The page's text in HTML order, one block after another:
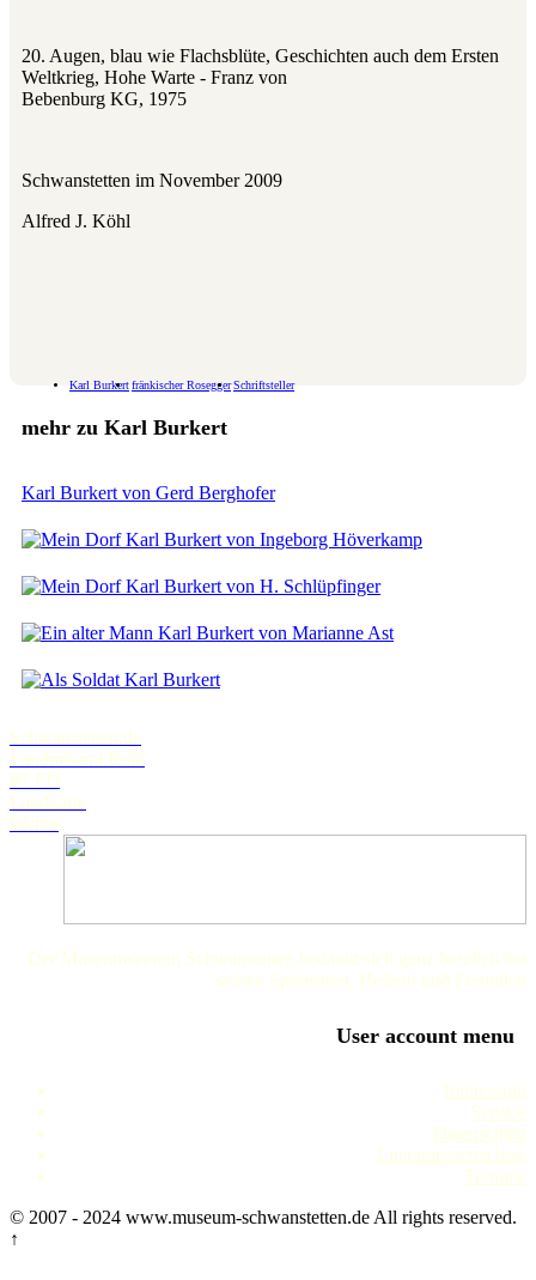
20. Augen, blau wie Flachsblüte, Geschichten auch dem Ersten
Weltkrieg, Hohe Warte ‑ Franz von
Bebenburg KG, 1975
Schwanstetten im November 2009
Alfred J. Köhl
Karl Burkertfränkischer RoseggerSchriftsteller
mehr zu Karl Burkert
Karl Burkert von Gerd Berghofer
Karl Burkert von Ingeborg Höverkamp
Karl Burkert von H. Schlüpfinger
Karl Burkert von Marianne Ast
Karl Burkert
Schwanstetten.de
Landratsamt Roth
BLFD
Landkarte
Wetter
Der Museumsverein Schwanstetten bedankt sich ganz herzlich bei
seinen Sponsoren, Helfern und Freunden
User account menu
Impressum
Service
Datenschutz
Literaturverzeichnis
Termine
© 2007 - 2024 www.museum-schwanstetten.de All rights reserved.
↑